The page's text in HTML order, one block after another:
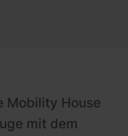
Mobility House
mit dem